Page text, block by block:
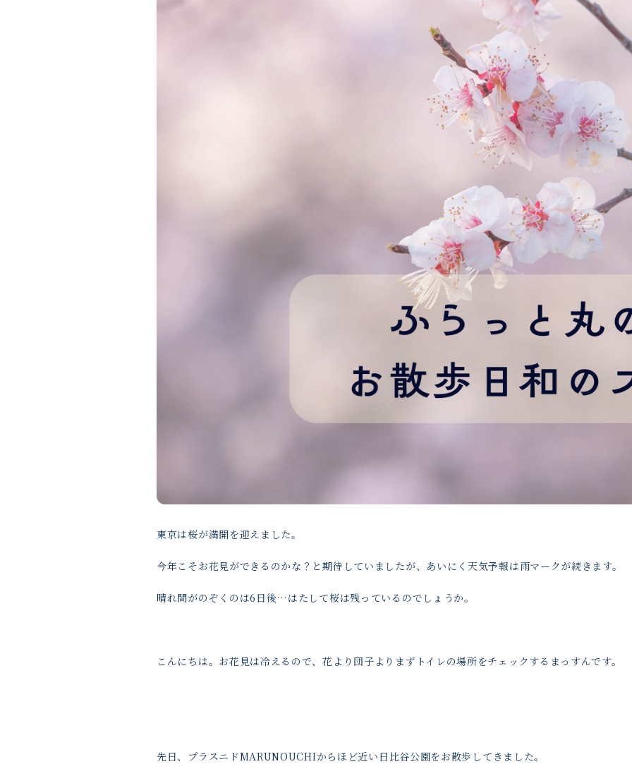
東京は桜が満開を迎えました。
今年こそお花見ができるのかな？と期待していましたが、あいにく天気予報は雨マークが続きます。
晴れ間がのぞくのは6日後…はたして桜は残っているのでしょうか。
こんにちは。お花見は冷えるので、花より団子よりまずトイレの場所をチェックするまっすんです。
先日、プラスニドMARUNOUCHIからほど近い日比谷公園をお散歩してきました。